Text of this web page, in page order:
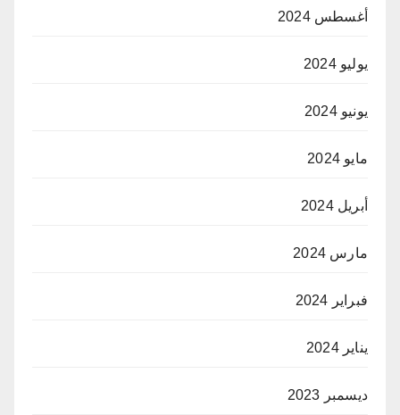
أغسطس 2024
يوليو 2024
يونيو 2024
مايو 2024
أبريل 2024
مارس 2024
فبراير 2024
يناير 2024
ديسمبر 2023